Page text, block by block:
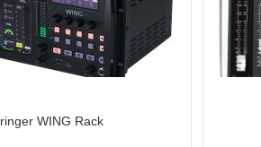
WING Rack